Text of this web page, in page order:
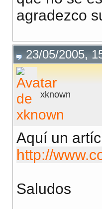
agradezco
23/05/2005,
xknown
Aquí un
http://
Saludos